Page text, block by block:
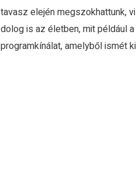
tavasz elején megszokhattunk,
dolog is az életben, mit például
programkínálat, amelyből ismét